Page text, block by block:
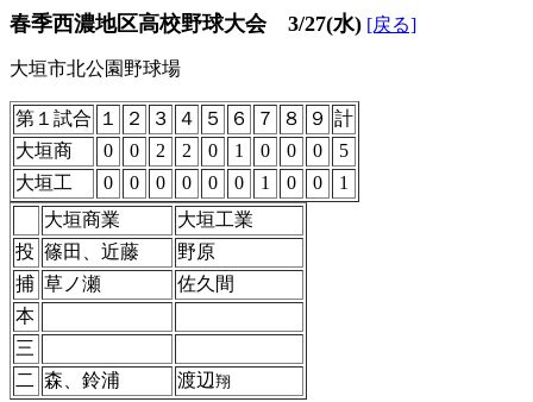
春季西濃地区高校野球大会 3/27(水) [戻る]
大垣市北公園野球場
第１試合 １ ２ ３ ４ ５ ６ ７ ８ ９ 計
大垣商
0 0 2 2 0 1 0 0 0
5
大垣工
0 0 0 0 0 0 1 0 0
1
大垣商業
大垣工業
投 篠田、近藤
野原
捕 草ノ瀬
佐久間
本
三
二 森、鈴浦 渡辺 翔